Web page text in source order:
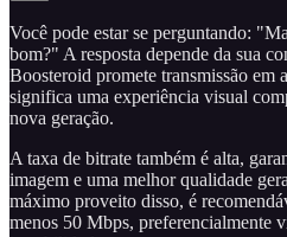
Você pode estar se perguntando:
bom?" A resposta depende da sua
Boosteroid promete transmissão em
significa uma experiência visual
nova geração.
A taxa de bitrate também é alta,
imagem e uma melhor qualidade
máximo proveito disso, é
menos 50 Mbps, preferencialmente